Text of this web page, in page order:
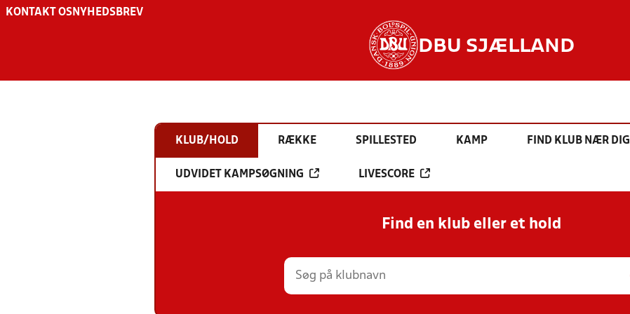
KONTAKT OS NYHEDSBREV
DBU SJÆLLAND
KLUB/HOLD RÆKKE SPILLESTED KAMP FIND KLUB NÆR DIG
UDVIDET KAMPSØGNING LIVESCORE
Find en klub eller et hold